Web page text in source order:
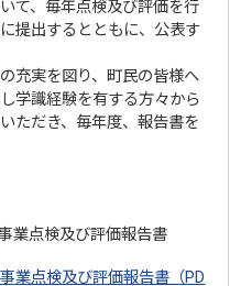
て、毎年点検及び評価を行
提出するとともに、公表す
充実を図り、町民の皆様へ
学識経験を有する方々から
ただき、毎年度、報告書を
業点検及び評価報告書
業点検及び評価報告書（PD